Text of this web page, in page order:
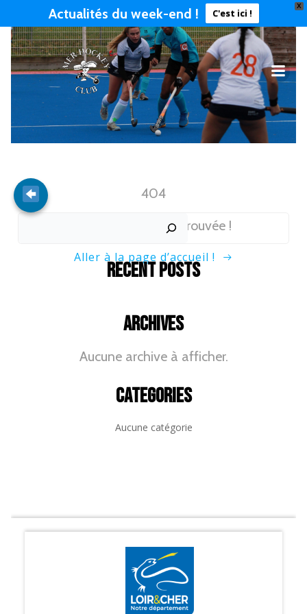
X
Actualités du week-end ! C'est ici !
404
Désolé, page non trouvée !
Aller à la page d’accueil !
Recent Posts
Archives
Aucune archive à afficher.
Categories
Aucune catégorie